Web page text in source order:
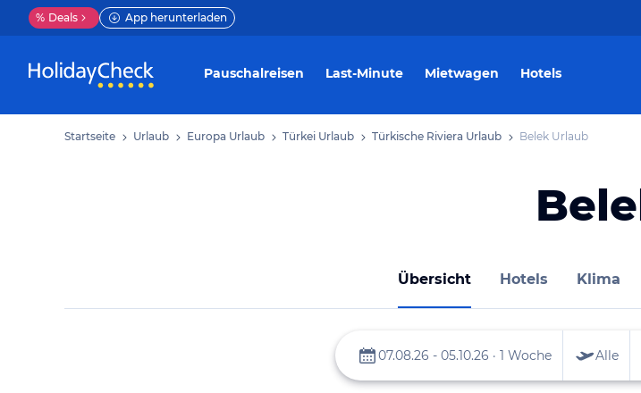
% Deals App herunterladen
Pauschalreisen Last-Minute Mietwagen Hotels
Startseite Urlaub Europa Urlaub Türkei Urlaub Türkische Riviera Urlaub Belek Urlaub
Übersicht Hotels Klima